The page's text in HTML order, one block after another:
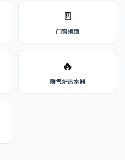
🚪
门窗换锁
🔥
暖气炉热水器